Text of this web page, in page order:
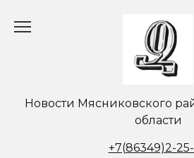
Новости Мясниковского
области
+7(86349)2-